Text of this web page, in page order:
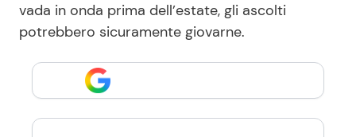
vada in onda prima dell’estate, gli ascolti
potrebbero sicuramente giovarne.